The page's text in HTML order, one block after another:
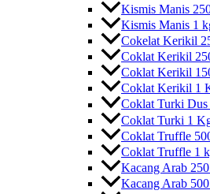
Kismis Manis
Kismis Manis 1
Cokelat Kerikil
Coklat Kerikil
Coklat Kerikil
Coklat Kerikil 1
Coklat Turki
Coklat Turki 1
Coklat Truffle
Coklat Truffle 1
Kacang Arab
Kacang Arab